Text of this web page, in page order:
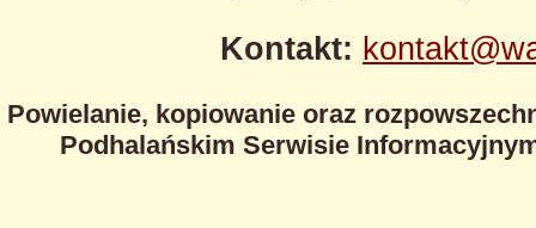
Kontakt:
Powielanie, kopiowanie oraz
Podhalańskim Serwisie